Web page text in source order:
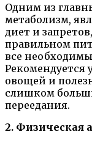
Одним из
метаболизм,
диет и
правильном
все
Рекомендуется
овощей и
слишком
переедания.
2. Физическая